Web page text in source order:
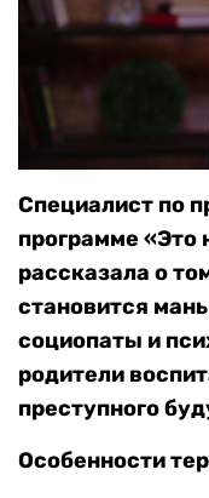
Специалист по
программе «Это
рассказала о
становится
социопаты и
родители
преступного
Особенности